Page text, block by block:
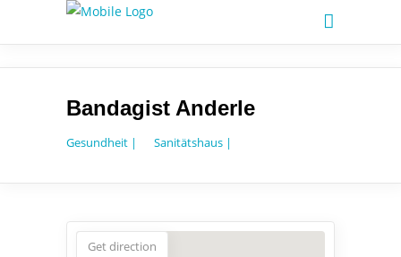
Bandagist Anderle
Gesundheit | Sanitätshaus |
Get direction